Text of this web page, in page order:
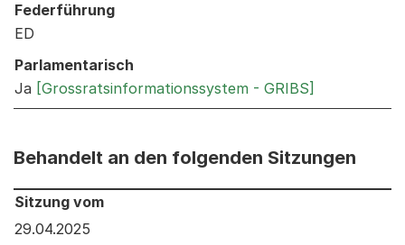
Federführung
ED
Parlamentarisch
Ja [Grossratsinformationssystem - GRIBS]
Behandelt an den folgenden Sitzungen
Behandelt an den folgenden Sitzungen: Informationen
Sitzung vom
29.04.2025